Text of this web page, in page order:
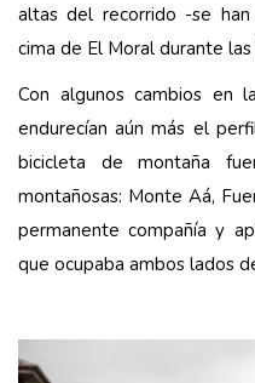
altas del recorrido -se
cima de El Moral durante
Con algunos cambios en
endurecían aún más el
bicicleta de montaña
montañosas: Monte Aá,
permanente compañía y
que ocupaba ambos lados